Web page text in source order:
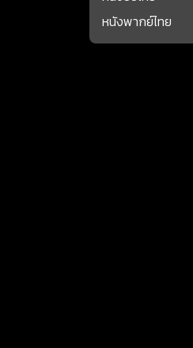
หนังพากย์ไทย